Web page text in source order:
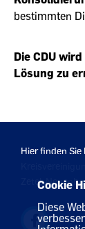
bestimmten
Die CDU
Lösung zu
Hier finden
Zetel-Cookie
Diese